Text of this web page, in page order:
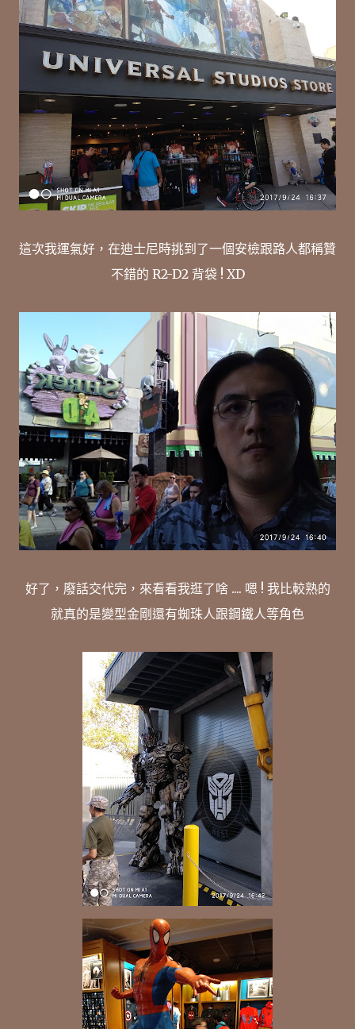
這次我運氣好，在迪士尼時挑到了一個安檢跟路人都稱贊
不錯的 R2-D2 背袋 ! XD
好了，廢話交代完，來看看我逛了啥 .... 嗯 ! 我比較熟的
就真的是變型金剛還有蜘珠人跟鋼鐵人等角色